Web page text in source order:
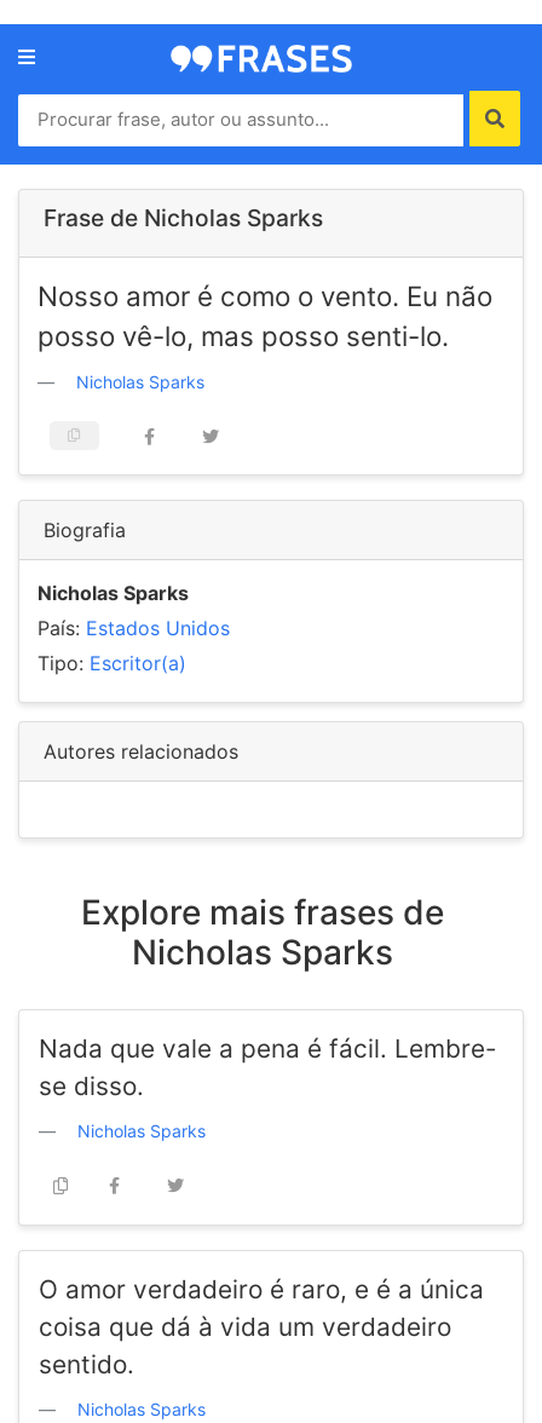
Menu
Home
Autores
de
Frase de Nicholas Sparks
Nosso amor é como o vento. Eu não
posso vê-lo, mas posso senti-lo.
Nicholas Sparks
Biografia
Nicholas Sparks
País: Estados Unidos
Tipo: Escritor(a)
Autores relacionados
Explore mais frases de
Nicholas Sparks
Nada que vale a pena é fácil. Lembre-
se disso.
Nicholas Sparks
O amor verdadeiro é raro, e é a única
coisa que dá à vida um verdadeiro
sentido.
Nicholas Sparks